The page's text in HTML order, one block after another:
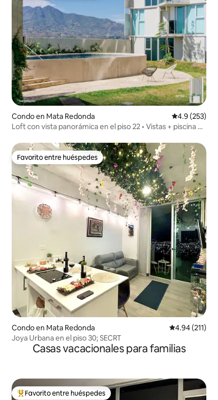
Condo en Mata Redonda Calificación
4.9 (253)
Loft con vista panorámica en el piso 22 • Vistas + piscina +
Favorito entre huéspedes
Favorito entre huéspedes
Condo en Mata Redonda Calificación
4.94 (211)
Joya Urbana en el piso 30; SECRT
Casas vacacionales para familias
Favorito entre huéspedes preferido
Favorito entre huéspedes